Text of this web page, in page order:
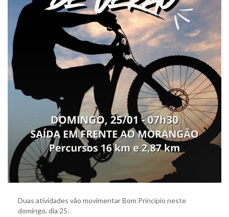
Duas atividades vão movimentar Bom Princípio neste
domingo, dia 25.